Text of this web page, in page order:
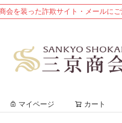
会を装った詐欺サイト・メールに
マイページ カート